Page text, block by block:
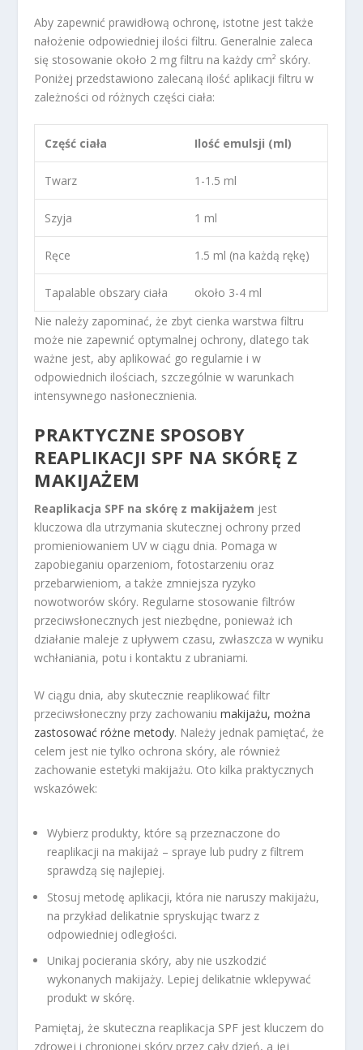
Aby zapewnić prawidłową ochronę, istotne jest także
nałożenie odpowiedniej ilości filtru. Generalnie zaleca
się stosowanie około 2 mg filtru na każdy cm² skóry.
Poniżej przedstawiono zalecaną ilość aplikacji filtru w
zależności od różnych części ciała:
Część ciała Ilość emulsji (ml)
Twarz 1-1.5 ml
Szyja 1 ml
Ręce 1.5 ml (na każdą rękę)
Tapalable obszary ciała
około 3-4 ml
Nie należy zapominać, że zbyt cienka warstwa filtru
może nie zapewnić optymalnej ochrony, dlatego tak
ważne jest, aby aplikować go regularnie i w
odpowiednich ilościach, szczególnie w warunkach
intensywnego nasłonecznienia.
PRAKTYCZNE SPOSOBY
REAPLIKACJI SPF NA SKÓRĘ Z
MAKIJAŻEM
Reaplikacja SPF na skórę z makijażem jest
kluczowa dla utrzymania skutecznej ochrony przed
promieniowaniem UV w ciągu dnia. Pomaga w
zapobieganiu oparzeniom, fotostarzeniu oraz
przebarwieniom, a także zmniejsza ryzyko
nowotworów skóry. Regularne stosowanie filtrów
przeciwsłonecznych jest niezbędne, ponieważ ich
działanie maleje z upływem czasu, zwłaszcza w wyniku
wchłaniania, potu i kontaktu z ubraniami.
W ciągu dnia, aby skutecznie reaplikować filtr
przeciwsłoneczny przy zachowaniumakijażu, można
zastosować różne metody. Należy jednak pamiętać, że
celem jest nie tylko ochrona skóry, ale również
zachowanie estetyki makijażu. Oto kilka praktycznych
wskazówek:
Wybierz produkty, które są przeznaczone do
reaplikacji na makijaż – spraye lub pudry z filtrem
sprawdzą się najlepiej.
Stosuj metodę aplikacji, która nie naruszy makijażu,
na przykład delikatnie spryskując twarz z
odpowiedniej odległości.
Unikaj pocierania skóry, aby nie uszkodzić
wykonanych makijaży. Lepiej delikatnie wklepywać
produkt w skórę.
Pamiętaj, że skuteczna reaplikacja SPF jest kluczem do
zdrowej i chronionej skóry przez cały dzień, a jej